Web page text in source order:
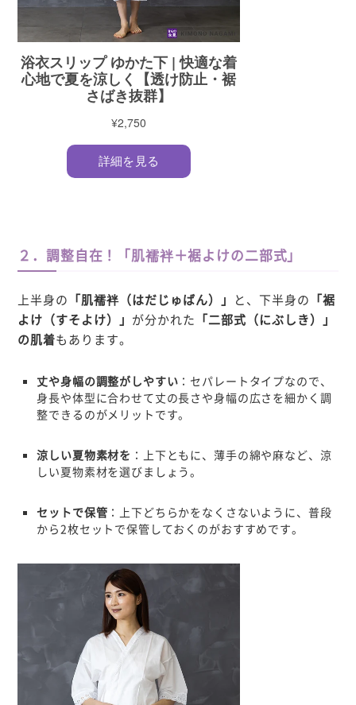
２．調整自在！「肌襦袢＋裾よけの二部式」
上半身の 「肌襦袢（はだじゅばん） 」 と、下半身の 「裾
よけ（すそよけ）
」 が分かれた 「二部式（にぶしき）
」
の肌着もあります。
丈や身幅の調整がしやすい ：セパレートタイプなので、
身長や体型に合わせて丈の長さや身幅の広さを細かく調
整できるのがメリットです。
涼しい夏物素材を ：上下ともに、薄手の綿や麻など、涼
しい夏物素材を選びましょう。
セットで保管 ：上下どちらかをなくさないように、普段
から2枚セットで保管しておくのがおすすめです。